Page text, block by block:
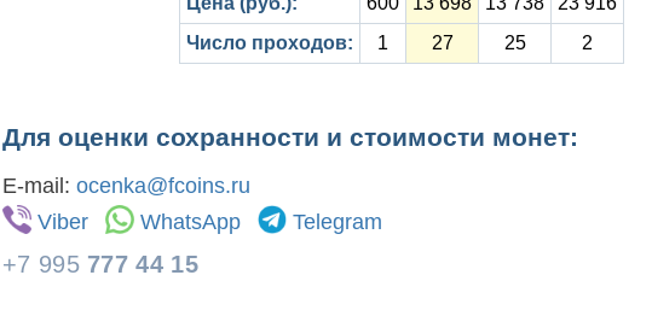
Число проходов:
1 27 25 2
Для оценки сохранности и стоимости монет:
E-mail: ocenka@fcoins.ru
Viber
WhatsApp Telegram
+7 995 777 44 15